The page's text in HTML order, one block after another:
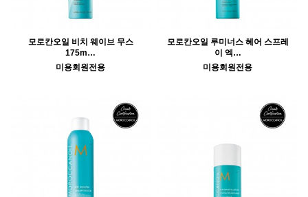
모로칸오일 비치 웨이브 무스
175m…
미용회원전용
모로칸오일 루미너스 헤어 스프레
이 엑…
미용회원전용